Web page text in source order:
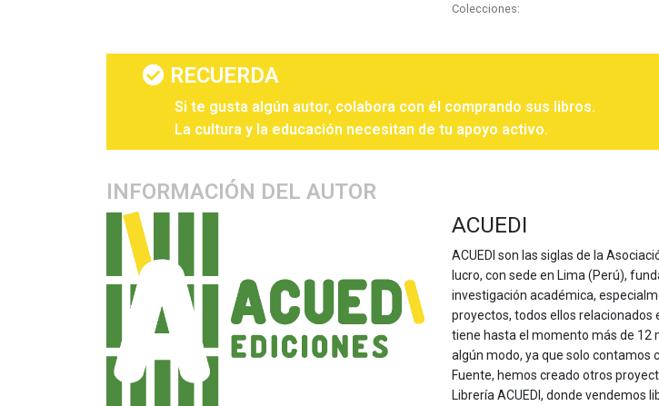
Colecciones:
RECUERDA
Si te gusta algún autor, colabora con él comprando sus libros.
La cultura y la educación necesitan de tu apoyo activo.
INFORMACIÓN DEL AUTOR
ACUEDI
ACUEDI son las siglas de la
lucro, con sede en Lima (Perú),
investigación académica,
proyectos, todos ellos relacionados
tiene hasta el momento más de 12
algún modo, ya que solo contamos
Fuente, hemos creado otros
Librería ACUEDI, donde vendemos